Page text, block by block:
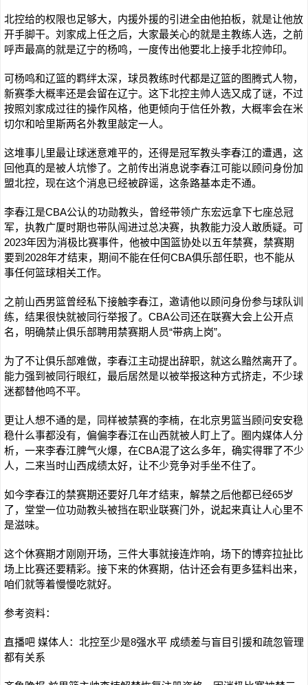
北控给的权限也足够大，内援外援的引进全由他拍板，就是让他放
开手脚干。刘家成上任之后，大家最关心的就是主教练人选，之前
呼声最高的就是辽宁的杨鸣，一度传出他要北上接手北控帅印。
可杨鸣和辽篮的羁绊太深，球员教练时代都是辽篮的图腾式人物，
新赛季大概率还是会留在辽宁。这下北控主帅人选又成了谜，不过
按照刘家成过往的操作风格，他更倾向于信任外教，大概率会在米
切尔和哈里斯两名外教里敲定一人。
这堆事儿里最让球迷意难平的，还得是冠军教头李春江的遭遇，这
回他真的是被人坑惨了。之前传出消息说李春江可能以顾问身份加
盟北控，现在这个消息已经被辟谣，这条路基本走不通。
李春江是CBA公认的功勋教头，曾经带领广东宏远拿下七座总冠
军，执教广厦时期也带队闯进过总决赛，执教能力没人敢质疑。可
2023年因为消极比赛事件，他被中国篮协处以五年禁赛，禁赛期
要到2028年才结束，期间不能在任何CBA俱乐部任职，也不能从
事任何篮球相关工作。
之前山西男篮曾经私下接触李春江，邀请他以顾问身份参与球队训
练，结果很快就被同行举报了。CBA公司还在联赛大会上公开点
名，明确禁止俱乐部聘用禁赛期人员“带病上岗”。
为了不让俱乐部难做，李春江主动提出辞职，就这么黯然离开了。
能力强到被同行眼红，最后居然是以被举报这种方式挤走，不少球
迷都替他鸣不平。
更让人想不通的是，同样被禁赛的李楠，在北京男篮当顾问安安稳
稳什么事都没有，偏偏李春江在山西就被人盯上了。圈内媒体人分
析，一来李春江脾气火爆，在CBA混了这么多年，确实得罪了不少
人，二来当时山西成绩太好，让不少竞争对手坐不住了。
如今李春江的禁赛期还要好几年才结束，解禁之后他都已经65岁
了，堂堂一位功勋教头被挡在职业联赛门外，说起来真让人心里不
是滋味。
这个休赛期才刚刚开场，三件大事就接连炸响，场下的博弈拉扯比
场上比赛还要精彩。接下来的休赛期，估计还会有更多猛料出来，
咱们就等着慢慢吃就好。
参考资料：
直播吧 媒体人：北控至少是8强水平 成绩差与盲目引援和疏忽管理
都有关系